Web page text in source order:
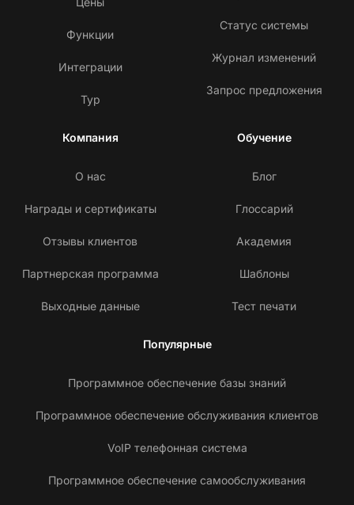
Функции
Интеграции
Тур
Статус системы
Журнал изменений
Запрос предложения
Компания
О нас
Награды и сертификаты
Отзывы клиентов
Партнерская программа
Выходные данные
Обучение
Блог
Глоссарий
Академия
Шаблоны
Тест печати
Популярные
Программное обеспечение базы знаний
Программное обеспечение обслуживания клиентов
VoIP телефонная система
Программное обеспечение самообслуживания